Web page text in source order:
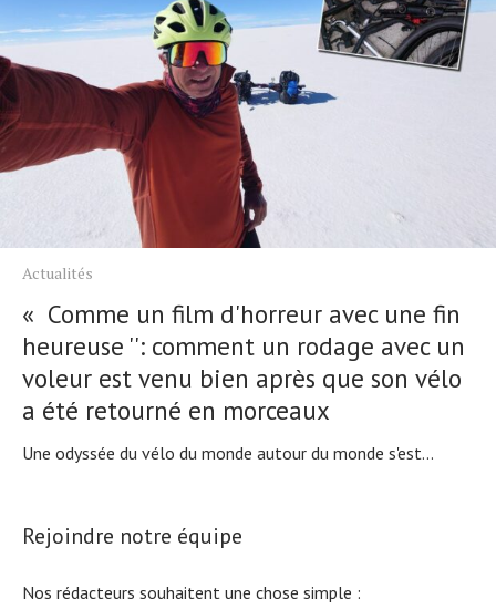
Actualités
« Comme un film d'horreur avec une fin
heureuse '': comment un rodage avec un
voleur est venu bien après que son vélo
a été retourné en morceaux
Une odyssée du vélo du monde autour du monde s'est...
Rejoindre notre équipe
Nos rédacteurs souhaitent une chose simple :
À propos